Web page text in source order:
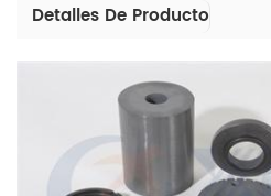
Detalles De Producto